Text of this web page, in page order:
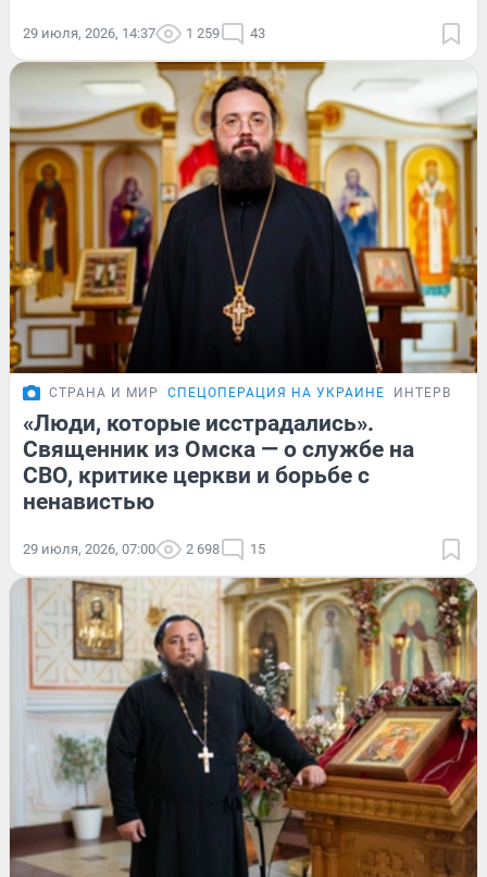
29 июля, 2026, 14:37 1 259 43
СТРАНА И МИР СПЕЦОПЕРАЦИЯ НА УКРАИНЕ ИНТЕРВЬЮ
«Люди, которые исстрадались».
Священник из Омска — о службе на
СВО, критике церкви и борьбе с
ненавистью
29 июля, 2026, 07:00 2 698 15